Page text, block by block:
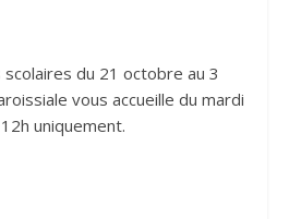
scolaires du 21 octobre au 3
vous accueille du mardi
uniquement.